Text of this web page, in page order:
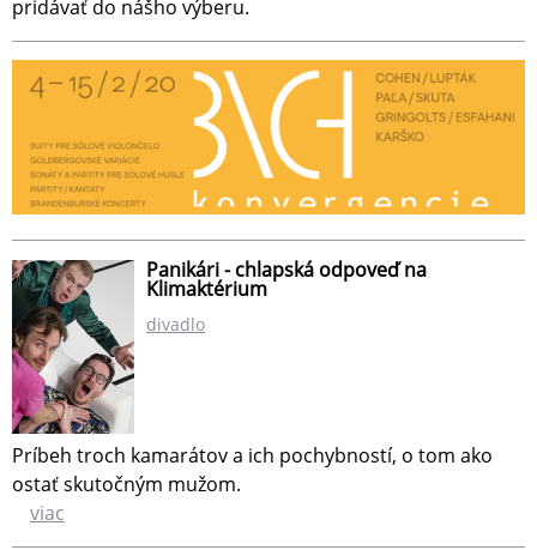
pridávať do nášho výberu.
Panikári - chlapská odpoveď na
Klimaktérium
divadlo
Príbeh troch kamarátov a ich pochybností, o tom ako
ostať skutočným mužom.
viac